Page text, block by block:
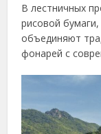
В лестничных
рисовой
объединяют
фонарей с